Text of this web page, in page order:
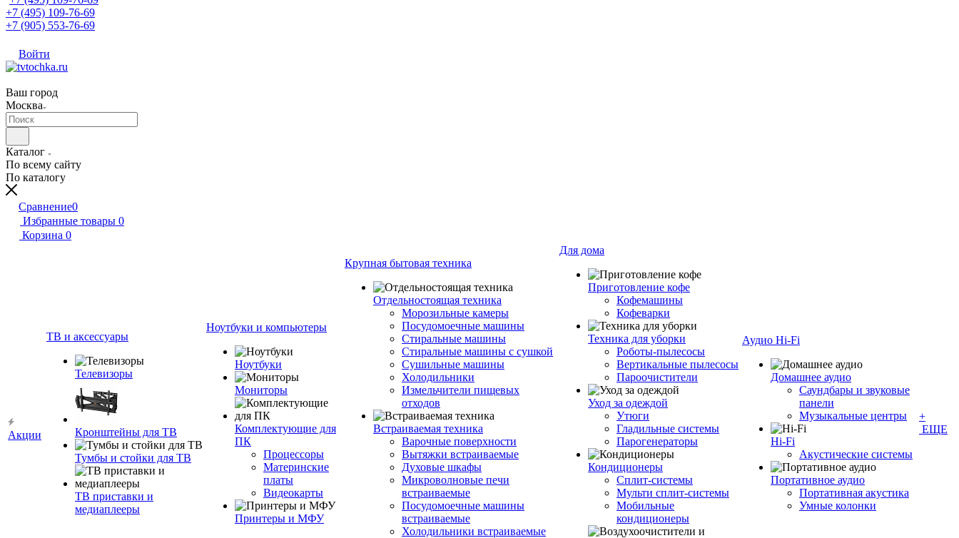
+7 (495) 109-76-69
+7 (905) 553-76-69
Войти
Ваш город
Москва
Каталог
По всему сайту
По каталогу
Сравнение0
Избранные товары 0
Корзина 0
Акции
ТВ и аксессуары
Телевизоры
Кронштейны для ТВ
Тумбы и стойки для ТВ
ТВ приставки и
медиаплееры
Ноутбуки и компьютеры
Ноутбуки
Мониторы
Комплектующие для
ПК
Процессоры
Материнские
платы
Видеокарты
Принтеры и МФУ
Крупная бытовая техника
Отдельностоящая техника
Морозильные камеры
Посудомоечные машины
Стиральные машины
Стиральные машины с сушкой
Сушильные машины
Холодильники
Измельчители пищевых
отходов
Встраиваемая техника
Варочные поверхности
Вытяжки встраиваемые
Духовые шкафы
Микроволновые печи
встраиваемые
Посудомоечные машины
встраиваемые
Холодильники встраиваемые
Для дома
Приготовление кофе
Кофемашины
Кофеварки
Техника для уборки
Роботы-пылесосы
Вертикальные пылесосы
Пароочистители
Уход за одеждой
Утюги
Гладильные системы
Парогенераторы
Кондиционеры
Сплит-системы
Мульти сплит-системы
Мобильные
кондиционеры
Аудио Hi-Fi
Домашнее аудио
Саундбары и звуковые
панели
Музыкальные центры
Hi-Fi
Акустические системы
Портативное аудио
Портативная акустика
Умные колонки
+
ЕЩЕ